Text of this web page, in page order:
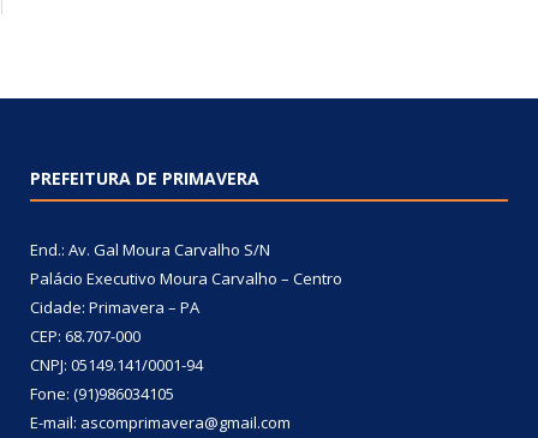
PREFEITURA DE PRIMAVERA
End.: Av. Gal Moura Carvalho S/N
Palácio Executivo Moura Carvalho – Centro
Cidade: Primavera – PA
CEP: 68.707-000
CNPJ: 05149.141/0001-94
Fone: (91)986034105
E-mail: ascomprimavera@gmail.com